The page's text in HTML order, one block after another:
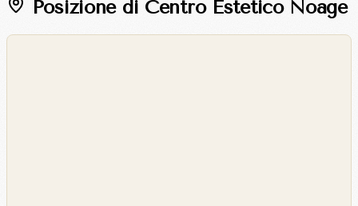
Posizione di Centro Estetico Noage